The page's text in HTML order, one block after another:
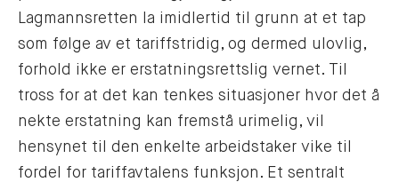
Lagmannsretten la imidlertid til grunn at et tap
som følge av et tariffstridig, og dermed ulovlig,
forhold ikke er erstatningsrettslig vernet. Til
tross for at det kan tenkes situasjoner hvor det å
nekte erstatning kan fremstå urimelig, vil
hensynet til den enkelte arbeidstaker vike til
fordel for tariffavtalens funksjon. Et sentralt